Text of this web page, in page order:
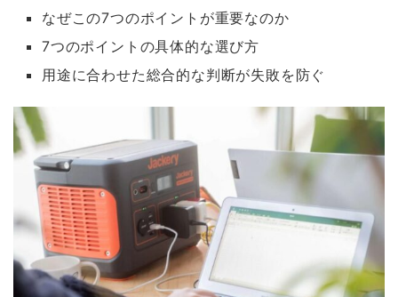
なぜこの7つのポイントが重要なのか
7つのポイントの具体的な選び方
用途に合わせた総合的な判断が失敗を防ぐ